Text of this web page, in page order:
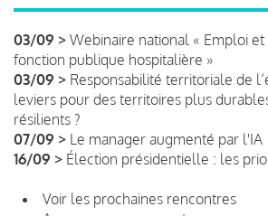
03/09 > Webinaire national « Emploi
fonction publique hospitalière »
03/09 > Responsabilité territoriale de
leviers pour des territoires plus
résilients ?
07/09 > Le manager augmenté par l'IA
16/09 > Élection présidentielle : les
Voir les prochaines rencontres